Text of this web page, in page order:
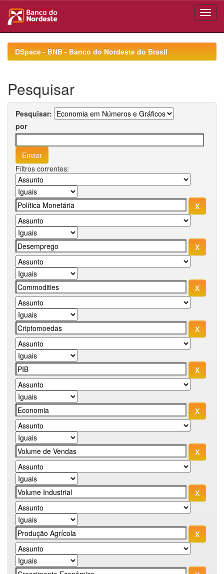
navigationDSpace - BNB - Banco do Nordeste do Brasil
Pesquisar
Pesquisar:
por
Filtros correntes: